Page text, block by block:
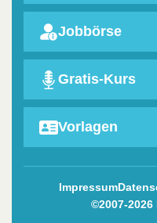
Jobbörse
Gratis-Kurs
Vorlagen
©2007-2026
Impressum